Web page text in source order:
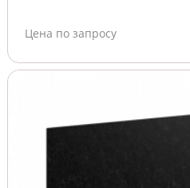
Цена по запросу